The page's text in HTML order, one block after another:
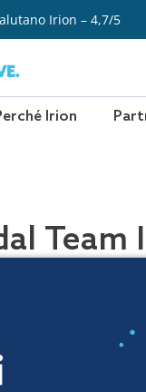
Irion – 4,7/5
Irion
Team